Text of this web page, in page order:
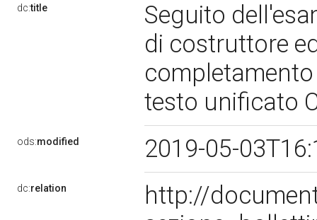
dc:title
Seguito
di costruttore
testo unificato
ods:modified 2019-05-
dc:relation
http://